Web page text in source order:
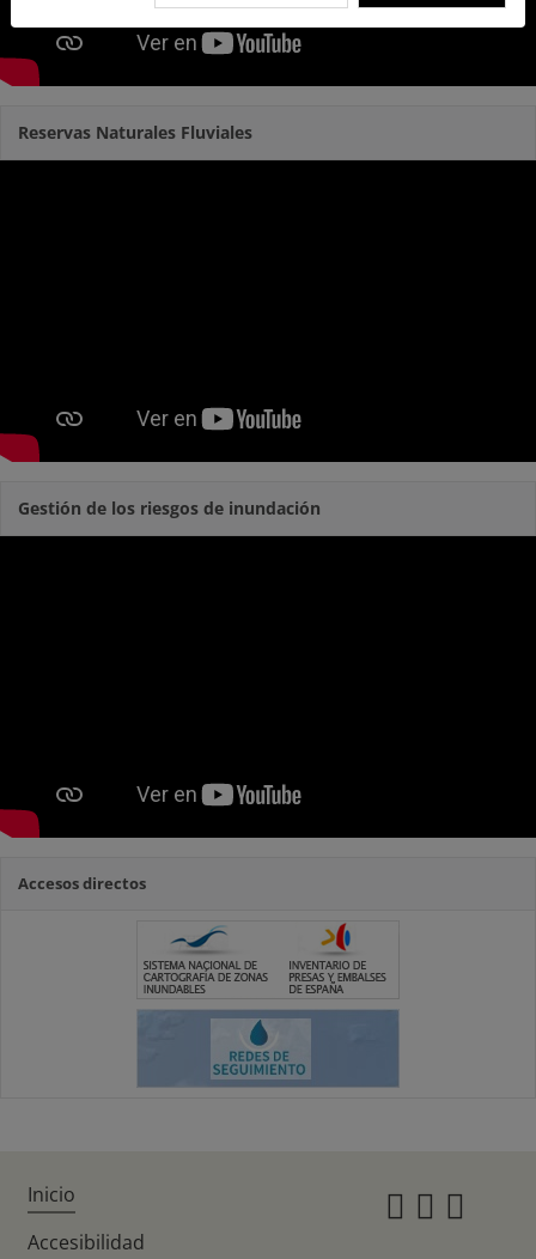
Reservas Naturales Fluviales
Gestión de los riesgos de inundación
Accesos directos
Inicio
Accesibilidad